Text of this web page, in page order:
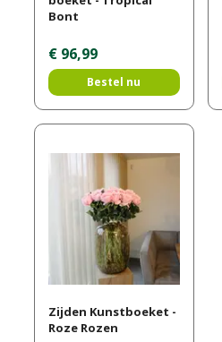
Bont
€ 96,99
Bestel nu
Zijden Kunstboeket -
Roze Rozen